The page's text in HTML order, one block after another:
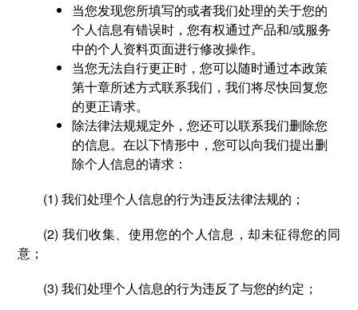
当您发现您所填写的或者我们处理的关于您的
个人信息有错误时，您有权通过产品和/或服务
中的个人资料页面进行修改操作。
当您无法自行更正时，您可以随时通过本政策
第十章所述方式联系我们，我们将尽快回复您
的更正请求。
除法律法规规定外，您还可以联系我们删除您
的信息。在以下情形中，您可以向我们提出删
除个人信息的请求：
(1) 我们处理个人信息的行为违反法律法规的；
(2) 我们收集、使用您的个人信息，却未征得您的同
意；
(3) 我们处理个人信息的行为违反了与您的约定；